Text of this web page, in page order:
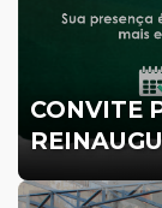
CONVITE